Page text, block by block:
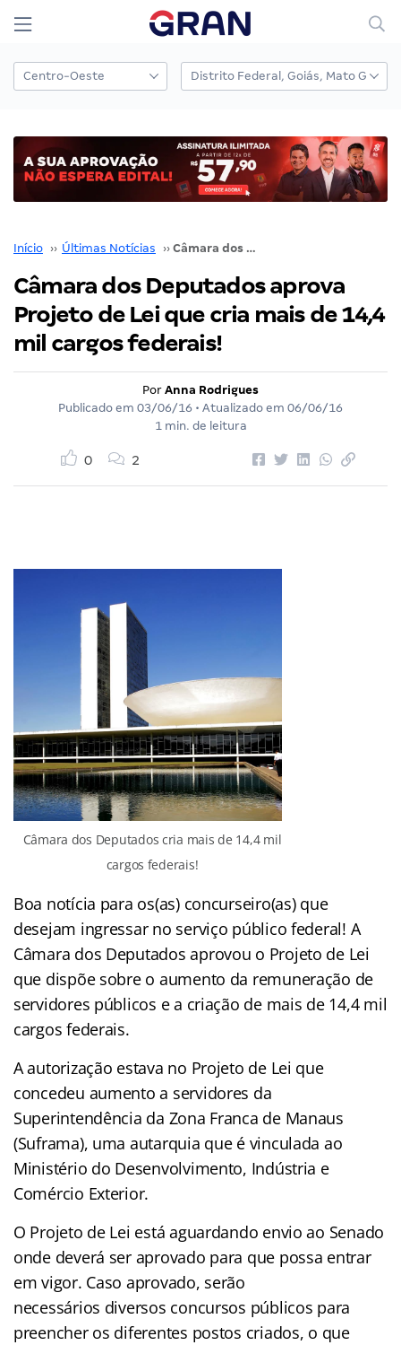
Início ›› Últimas Notícias ›› Câmara dos Deputados aprova Projeto de Lei que cria mais de 14,4 mil cargos federais!
Câmara dos Deputados aprova
Projeto de Lei que cria mais de 14,4
mil cargos federais!
Por Anna Rodrigues
Publicado em 03/06/16 • Atualizado em 06/06/16
1 min. de leitura
0 2
Câmara dos Deputados cria mais de 14,4 mil
cargos federais!
Boa notícia para os(as) concurseiro(as) que
desejam ingressar no serviço público federal! A
Câmara dos Deputados aprovou o Projeto de Lei
que dispõe sobre o aumento da remuneração de
servidores públicos e a criação de mais de 14,4 mil
cargos federais.
A autorização estava no Projeto de Lei que
concedeu aumento a servidores da
Superintendência da Zona Franca de Manaus
(Suframa), uma autarquia que é vinculada ao
Ministério do Desenvolvimento, Indústria e
Comércio Exterior.
O Projeto de Lei está aguardando envio ao Senado
onde deverá ser aprovado para que possa entrar
em vigor. Caso aprovado, serão
necessários diversos concursos públicos para
preencher os diferentes postos criados, o que